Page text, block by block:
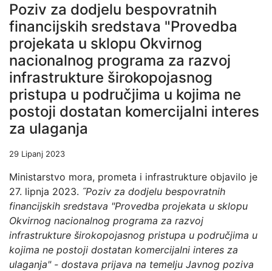
Poziv za dodjelu bespovratnih
financijskih sredstava "Provedba
projekata u sklopu Okvirnog
nacionalnog programa za razvoj
infrastrukture širokopojasnog
pristupa u područjima u kojima ne
postoji dostatan komercijalni interes
za ulaganja
29 Lipanj 2023
Ministarstvo mora, prometa i infrastrukture objavilo je
27. lipnja 2023. ˝Poziv za dodjelu bespovratnih
financijskih sredstava "Provedba projekata u sklopu
Okvirnog nacionalnog programa za razvoj
infrastrukture širokopojasnog pristupa u područjima u
kojima ne postoji dostatan komercijalni interes za
ulaganja" - dostava prijava na temelju Javnog poziva